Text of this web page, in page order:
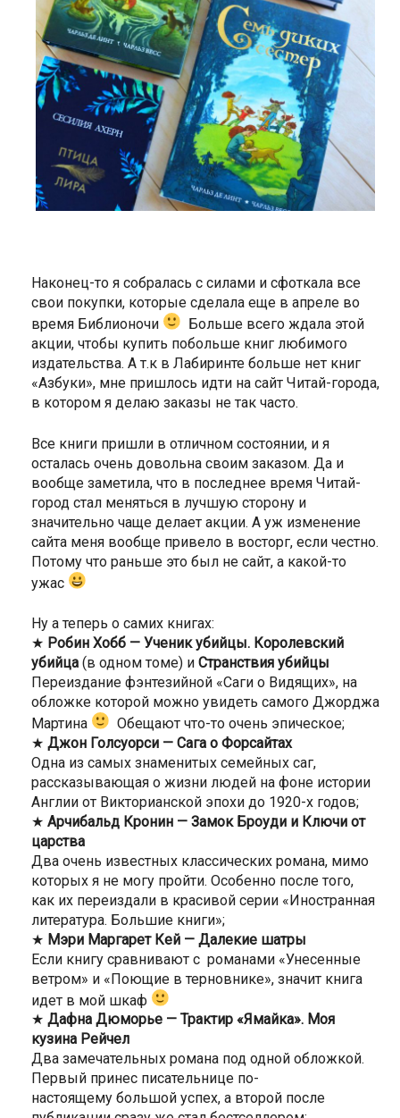
Наконец-то я собралась с силами и сфоткала все
свои покупки, которые сделала еще в апреле во
время Библионочи
Больше всего ждала этой
акции, чтобы купить побольше книг любимого
издательства. А т.к в Лабиринте больше нет книг
«Азбуки», мне пришлось идти на сайт Читай-города,
в котором я делаю заказы не так часто.
Все книги пришли в отличном состоянии, и я
осталась очень довольна своим заказом. Да и
вообще заметила, что в последнее время Читай-
город стал меняться в лучшую сторону и
значительно чаще делает акции. А уж изменение
сайта меня вообще привело в восторг, если честно.
Потому что раньше это был не сайт, а какой-то
ужас
Ну а теперь о самих книгах:
★ Робин Хобб — Ученик убийцы. Королевский
убийца (в одном томе) и Странствия убийцы
Переиздание фэнтезийной «Саги о Видящих», на
обложке которой можно увидеть самого Джорджа
Мартина
Обещают что-то очень эпическое;
★ Джон Голсуорси — Сага о Форсайтах
Одна из самых знаменитых семейных саг,
рассказывающая о жизни людей на фоне истории
Англии от Викторианской эпохи до 1920-х годов;
★ Арчибальд Кронин — Замок Броуди и Ключи от
царства
Два очень известных классических романа, мимо
которых я не могу пройти. Особенно после того,
как их переиздали в красивой серии «Иностранная
литература. Большие книги»;
★ Мэри Маргарет Кей — Далекие шатры
Если книгу сравнивают с романами «Унесенные
ветром» и «Поющие в терновнике», значит книга
идет в мой шкаф
★ Дафна Дюморье — Трактир «Ямайка». Моя
кузина Рейчел
Два замечательных романа под одной обложкой.
Первый принес писательнице по-
настоящему большой успех, а второй после